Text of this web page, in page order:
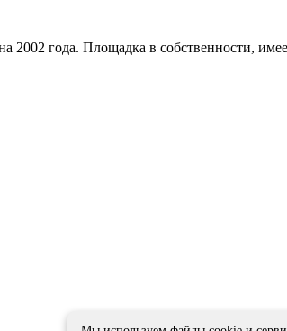
2002 года. Площадка в собственности,